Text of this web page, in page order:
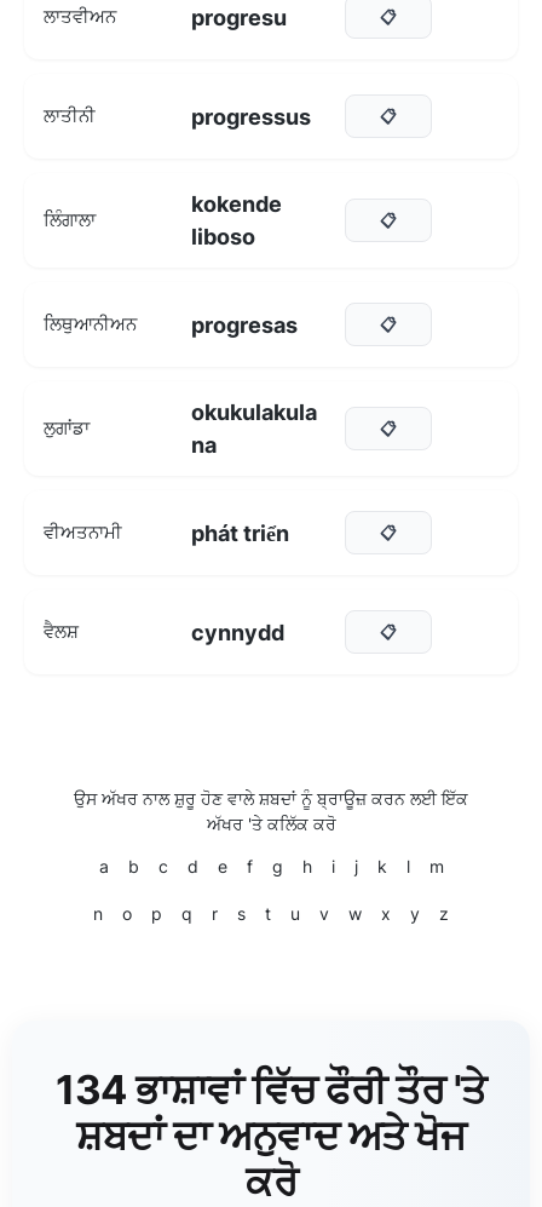
ਲਾਤਵੀਅਨ progresu 📋
ਲਾਤੀਨੀ progressus 📋
ਲਿੰਗਾਲਾ
kokende
liboso
📋
ਲਿਥੁਆਨੀਅਨ progresas 📋
ਲੁਗਾਂਡਾ
okukulakula
na
📋
ਵੀਅਤਨਾਮੀ phát triển 📋
ਵੈਲਸ਼ cynnydd 📋
ਉਸ ਅੱਖਰ ਨਾਲ ਸ਼ੁਰੂ ਹੋਣ ਵਾਲੇ ਸ਼ਬਦਾਂ ਨੂੰ ਬ੍ਰਾਊਜ਼ ਕਰਨ ਲਈ ਇੱਕ
ਅੱਖਰ 'ਤੇ ਕਲਿੱਕ ਕਰੋ
a b c d e f g h i j k l m
n o p q r s t u v w x y z
134 ਭਾਸ਼ਾਵਾਂ ਵਿੱਚ ਫੌਰੀ ਤੌਰ 'ਤੇ
ਸ਼ਬਦਾਂ ਦਾ ਅਨੁਵਾਦ ਅਤੇ ਖੋਜ
ਕਰੋ